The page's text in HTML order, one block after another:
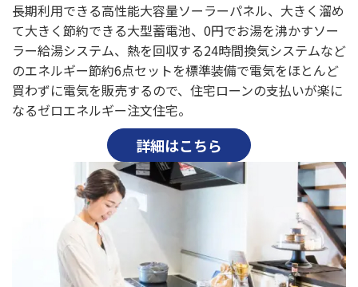
長期利用できる高性能大容量ソーラーパネル、大きく溜め
て大きく節約できる大型蓄電池、0円でお湯を沸かすソー
ラー給湯システム、熱を回収する24時間換気システムなど
のエネルギー節約6点セットを標準装備で電気をほとんど
買わずに電気を販売するので、住宅ローンの支払いが楽に
なるゼロエネルギー注文住宅。
詳細はこちら